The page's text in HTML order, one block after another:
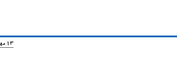
13 مهر 1394, 13:51